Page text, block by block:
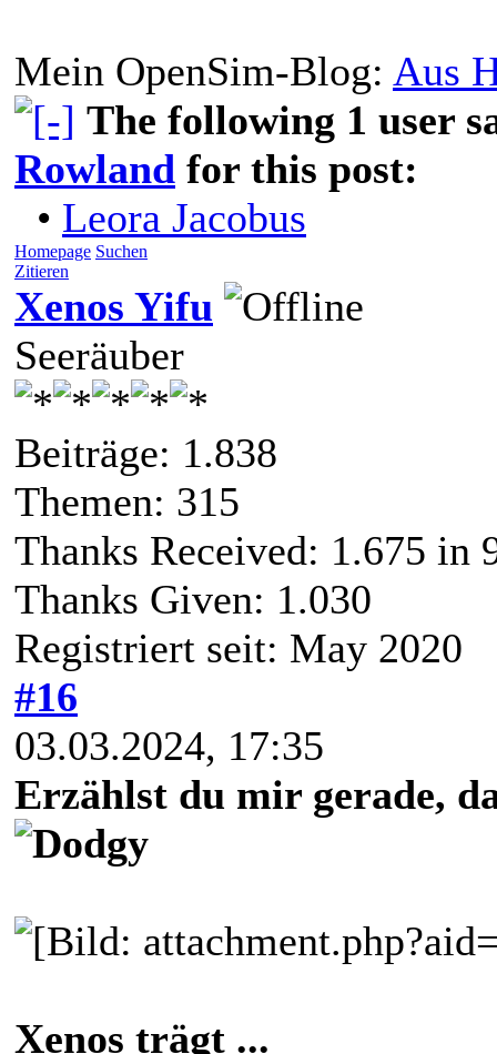
Mein OpenSim-Blog: Aus
The following 1 user
Rowland for this post:
• Leora Jacobus
Homepage Suchen
Zitieren
Xenos Yifu
Seeräuber
Beiträge: 1.838
Themen: 315
Thanks Received: 1.675 in
Thanks Given: 1.030
Registriert seit: May 2020
#16
03.03.2024, 17:35
Erzählst du mir gerade,
Xenos trägt ...